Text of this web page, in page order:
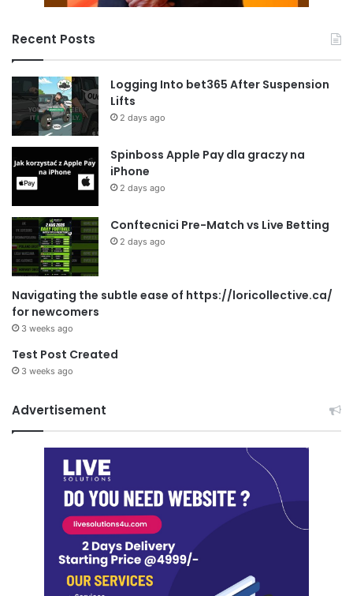
Recent Posts
Logging Into bet365 After Suspension
Lifts
2 days ago
Spinboss Apple Pay dla graczy na
iPhone
2 days ago
Conftecnici Pre-Match vs Live Betting
2 days ago
Navigating the subtle ease of https://loricollective.ca/
for newcomers
3 weeks ago
Test Post Created
3 weeks ago
Advertisement